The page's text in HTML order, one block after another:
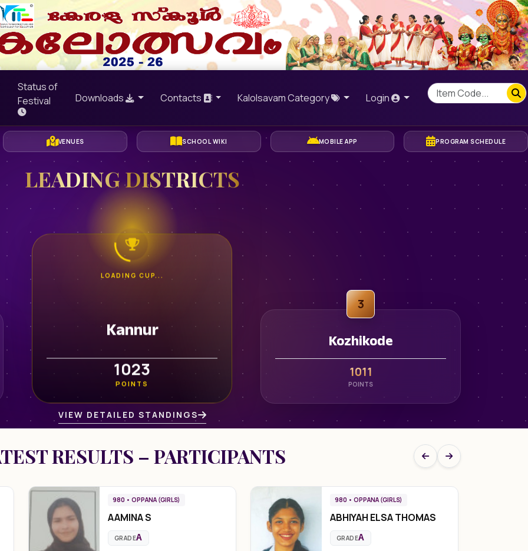
Status of
Festival
Downloads Contacts Kalolsavam Category Login
VENUES SCHOOL WIKI MOBILE APP PROGRAM SCHEDULE
LEADING DISTRICTS
LOADING CUP...
Kannur
1023
POINTS
3
Kozhikode
1011
POINTS
VIEW DETAILED STANDINGS
RESULTS – PARTICIPANTS
980 • OPPANA (GIRLS)
AAMINA S
GRADEA
980 • OPPANA (GIRLS)
ABHIYAH ELSA THOMAS
GRADEA